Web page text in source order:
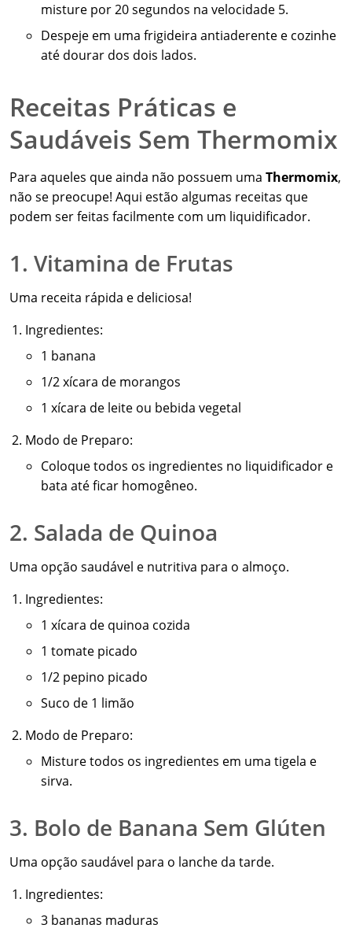
misture por 20 segundos na velocidade 5.
Despeje em uma frigideira antiaderente e cozinhe
até dourar dos dois lados.
Receitas Práticas e
Saudáveis Sem Thermomix
Para aqueles que ainda não possuem uma Thermomix,
não se preocupe! Aqui estão algumas receitas que
podem ser feitas facilmente com um liquidificador.
1. Vitamina de Frutas
Uma receita rápida e deliciosa!
Ingredientes:
1 banana
1/2 xícara de morangos
1 xícara de leite ou bebida vegetal
Modo de Preparo:
Coloque todos os ingredientes no liquidificador e
bata até ficar homogêneo.
2. Salada de Quinoa
Uma opção saudável e nutritiva para o almoço.
Ingredientes:
1 xícara de quinoa cozida
1 tomate picado
1/2 pepino picado
Suco de 1 limão
Modo de Preparo:
Misture todos os ingredientes em uma tigela e
sirva.
3. Bolo de Banana Sem Glúten
Uma opção saudável para o lanche da tarde.
Ingredientes:
3 bananas maduras